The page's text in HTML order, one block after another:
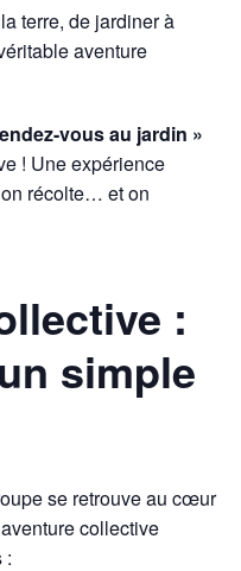
terre, de jardiner à
aventure
vous au jardin »
! Une expérience
on récolte… et on
:
simple
se retrouve au cœur
collective
: